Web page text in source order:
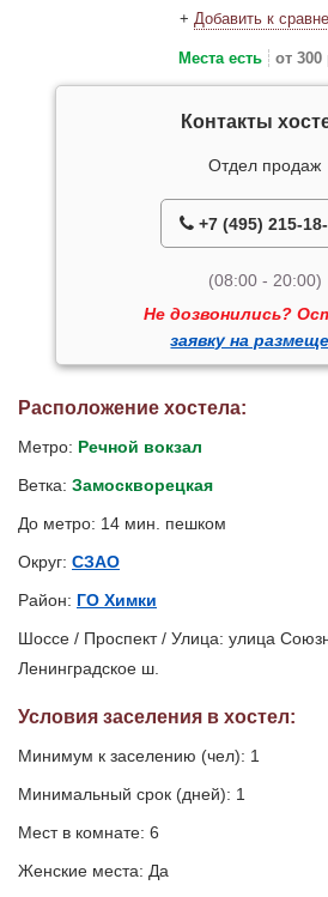
+ Добавить к
Места есть от 300
Контакты
Отдел продаж
+7 (495) 215-
(08:00 - 20:00)
Не дозвонились?
заявку на
Расположение хостела:
Метро: Речной вокзал
Ветка: Замоскворецкая
До метро: 14 мин. пешком
Округ: СЗАО
Район: ГО Химки
Шоссе / Проспект / Улица: улица
Ленинградское ш.
Условия заселения в хостел:
Минимум к заселению (чел): 1
Минимальный срок (дней): 1
Мест в комнате: 6
Женские места: Да